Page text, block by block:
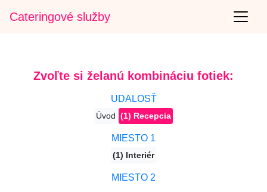
Cateringové služby
Zvoľte si želanú kombináciu fotiek:
UDALOSŤ
Úvod (1) Recepcia
MIESTO 1
(1) Interiér
MIESTO 2